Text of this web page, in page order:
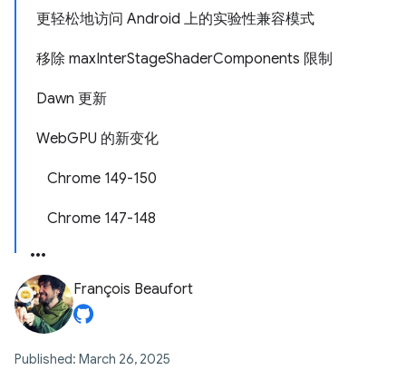
更轻松地访问 Android 上的实验性兼容模式
移除 maxInterStageShaderComponents 限制
Dawn 更新
WebGPU 的新变化
Chrome 149-150
Chrome 147-148
François Beaufort
Published: March 26, 2025